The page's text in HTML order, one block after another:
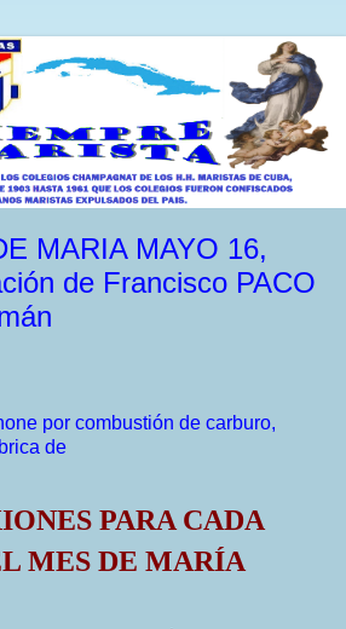
MARIA MAYO 16,
de Francisco PACO
por combustión de carburo,
de
PARA CADA
MES DE MARÍA